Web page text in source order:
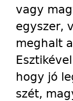
vagy
egyszer,
meghalt
hogy jó
szét,